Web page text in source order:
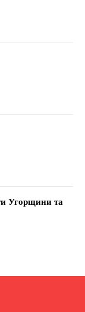
Угорщини та